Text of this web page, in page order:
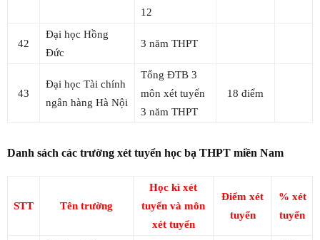
12
42
Đại học Hồng
Đức
3 năm THPT
43
Đại học Tài chính
ngân hàng Hà Nội
Tổng ĐTB 3
môn xét tuyển
3 năm THPT
18 điểm
Danh sách các trường xét tuyển học bạ THPT miền Nam
STT Tên trường
Học kì xét
tuyển và môn
xét tuyển
Điểm xét
tuyển
% xét
tuyển